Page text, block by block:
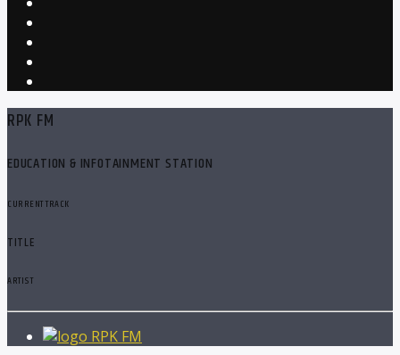
RPK FM
EDUCATION & INFOTAINMENT STATION
CURRENT TRACK
TITLE
ARTIST
RPK FM